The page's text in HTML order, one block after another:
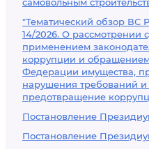
"Тематический обзор ВС
14/2026. О рассмотрении
применением
коррупции и
Федерации имущества,
нарушения требований
предотвращение
Постановление
Постановление